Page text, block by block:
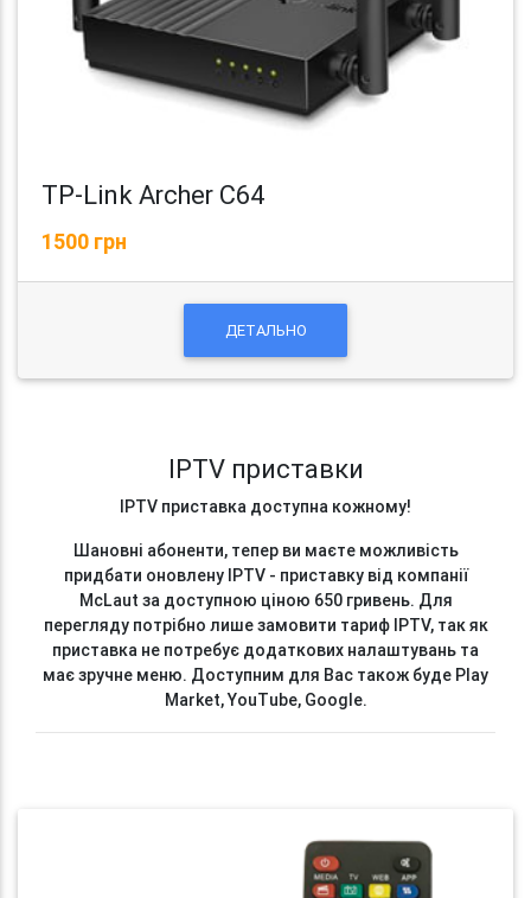
TP-Link Archer C64
1500 грн
ДЕТАЛЬНО
IPTV приставки
IPTV приставка доступна кожному!
Шановні абоненти, тепер ви маєте можливість
придбати оновлену IPTV - приставку від компанії
McLaut за доступною ціною 650 гривень. Для
перегляду потрібно лише замовити тариф IPTV, так як
приставка не потребує додаткових налаштувань та
має зручне меню. Доступним для Вас також буде Play
Market, YouTube, Google.